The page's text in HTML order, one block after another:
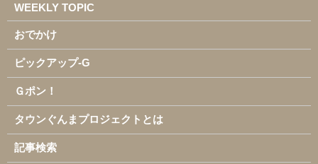
WEEKLY TOPIC
おでかけ
ピックアップ-G
Ｇポン！
タウンぐんまプロジェクトとは
記事検索